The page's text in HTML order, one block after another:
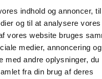
indhold og annoncer,
og til at analysere vores
vores website bruges
medier, annoncering og
med andre oplysninger, du
fra din brug af deres